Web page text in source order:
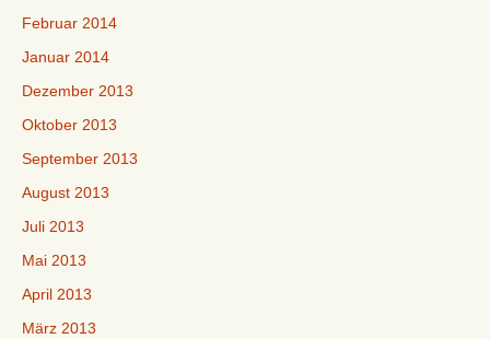
Februar 2014
Januar 2014
Dezember 2013
Oktober 2013
September 2013
August 2013
Juli 2013
Mai 2013
April 2013
März 2013